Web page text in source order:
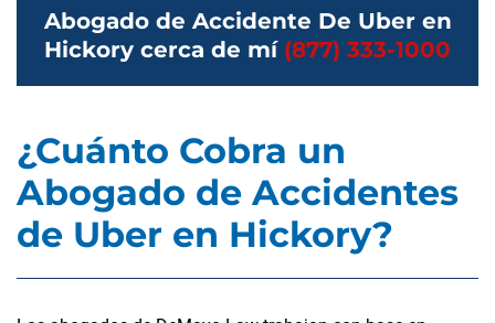
Abogado de Accidente De Uber en
Hickory cerca de mí (877) 333-1000
¿Cuánto Cobra un
Abogado de Accidentes
de Uber en Hickory?